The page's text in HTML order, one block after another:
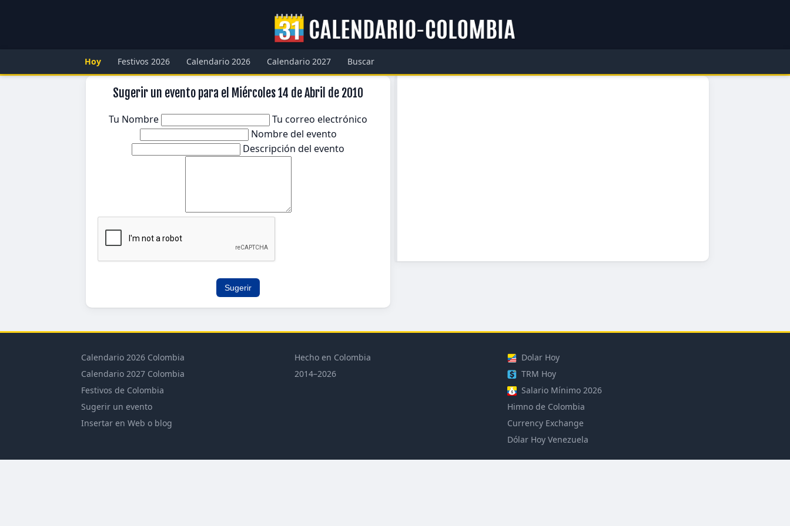
Hoy Festivos 2026 Calendario 2026 Calendario 2027 Buscar
Sugerir un evento para el Miércoles 14 de Abril de 2010
Tu Nombre
Tu correo electrónico
Nombre del evento
Descripción del evento
Sugerir
Calendario 2026 Colombia
Calendario 2027 Colombia
Festivos de Colombia
Sugerir un evento
Insertar en Web o blog
Hecho en Colombia
2014–2026
Dolar Hoy
TRM Hoy
Salario Mínimo 2026
Himno de Colombia
Currency Exchange
Dólar Hoy Venezuela